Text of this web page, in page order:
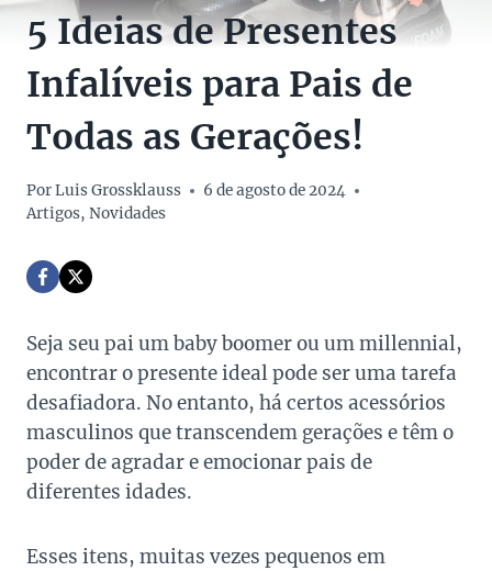
5 Ideias de Presentes
Infalíveis para Pais de
Todas as Gerações!
PorLuis Grossklauss
6 de agosto de 2024
Artigos, Novidades
Seja seu pai um baby boomer ou um millennial,
encontrar o presente ideal pode ser uma tarefa
desafiadora. No entanto, há certos acessórios
masculinos que transcendem gerações e têm o
poder de agradar e emocionar pais de
diferentes idades.
Esses itens, muitas vezes pequenos em